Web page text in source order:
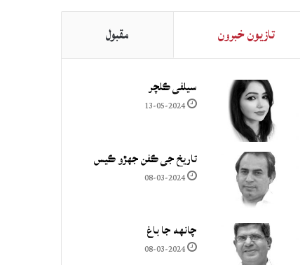
تازيون خبرون مقبول
سيلفي ڪلچر
13-05-2024
تاريخ جي ڪفن جھڙو ڪيس
08-03-2024
چانهه جا باغ
08-03-2024